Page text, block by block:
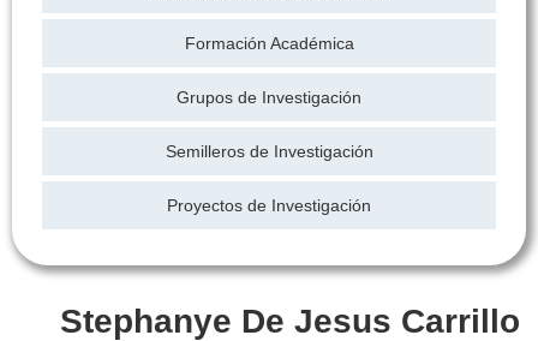
Formación Académica
Grupos de Investigación
Semilleros de Investigación
Proyectos de Investigación
Stephanye De Jesus Carrillo